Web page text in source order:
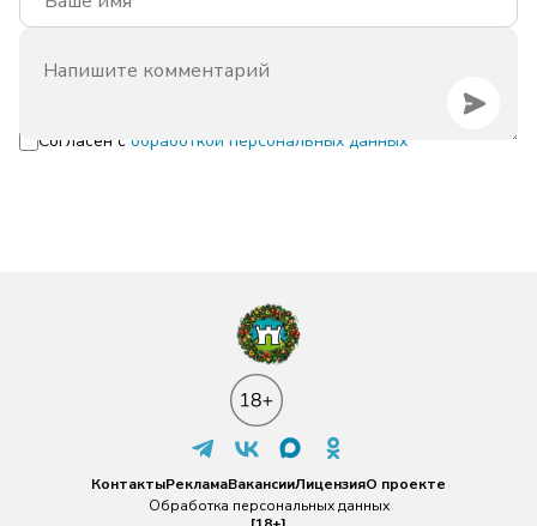
Согласен с обработкой персональных данных
КонтактыРекламаВакансииЛицензияО проекте
Обработка персональных данных